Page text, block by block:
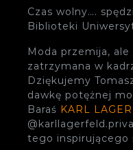
Czas wolny….
Biblioteki
Moda przemija,
zatrzymana w
Dziękujemy
dawkę potężnej
Baraś KARL
tego inspirującego